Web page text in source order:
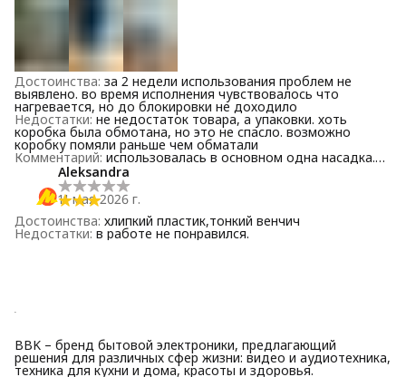
Достоинства: за 2 недели использования проблем не
выявлено. во время исполнения чувствовалось что
нагревается, но до блокировки не доходило
Недостатки: не недостаток товара, а упаковки. хоть
коробка была обмотана, но это не спасло. возможно
коробку помяли раньше чем обматали
Комментарий: использовалась в основном одна насадка.
венчик пока не получается использовать.
Aleksandra
11 мая 2026 г.
Достоинства: хлипкий пластик,тонкий венчич
Недостатки: в работе не понравился.
BBK – бренд бытовой электроники, предлагающий
решения для различных сфер жизни: видео и аудиотехника,
техника для кухни и дома, красоты и здоровья.